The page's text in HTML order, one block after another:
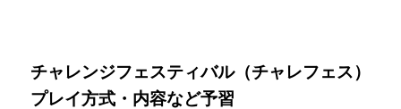
チャレンジフェスティバル（チャレフェス）
プレイ方式・内容など予習